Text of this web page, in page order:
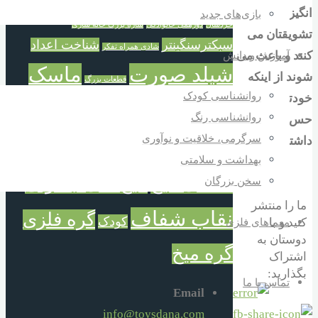
بازی‌های جدید
آموزش و دانش
روانشناسی کودک
روانشناسی رنگ
سرگرمی، خلاقیت و نوآوری
بهداشت و سلامتی
سخن بزرگان
معماهای فلزی
تماس با ما
انگیزه می دهند،
تشویقتان می
کنند و باعث می
شوند از اینکه
خودتان هستید،
حس خوبی
داشته باشید.
ما را منتشر
کنید و با
دوستان به
اشتراک
بگذارید:
خردسال دورهمی خانوادگی سازه بزرگ خانه سازی
سبکترسنگینتر شادی همراه تفکر شناخت اعداد
شیلد صورت قطعات بزرگ ماسک
شیلد
محافظ عفونت و آلودگی
معمای میخ
نقاب شفاف کودک گره فلزی
گره میخ
Email
info@toysdana.com